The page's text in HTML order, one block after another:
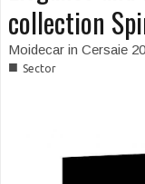
collection
Moidecar in Cersaie
■ Sector